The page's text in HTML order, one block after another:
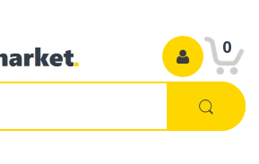
0